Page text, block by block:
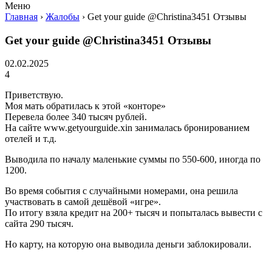
Меню
Главная › Жалобы › Get your guide @Christina3451 Отзывы
Get your guide @Christina3451 Отзывы
02.02.2025
4
Приветствую.
Моя мать обратилась к этой «конторе»
Перевела более 340 тысяч рублей.
На сайте www.getyourguide.xin занималась бронированием
отелей и т.д.
Выводила по началу маленькие суммы по 550-600, иногда по
1200.
Во время события с случайными номерами, она решила
участвовать в самой дешёвой «игре».
По итогу взяла кредит на 200+ тысяч и попыталась вывести с
сайта 290 тысяч.
Но карту, на которую она выводила деньги заблокировали.